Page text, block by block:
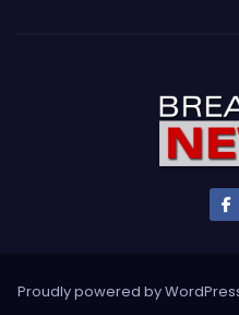
Proudly powered by